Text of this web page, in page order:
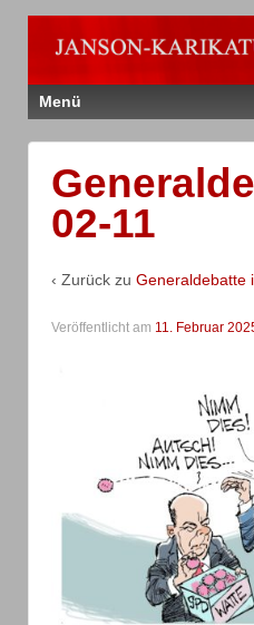
Menü
02-11
‹ Zurück zu Generaldebatte
Veröffentlicht am 11. Februar